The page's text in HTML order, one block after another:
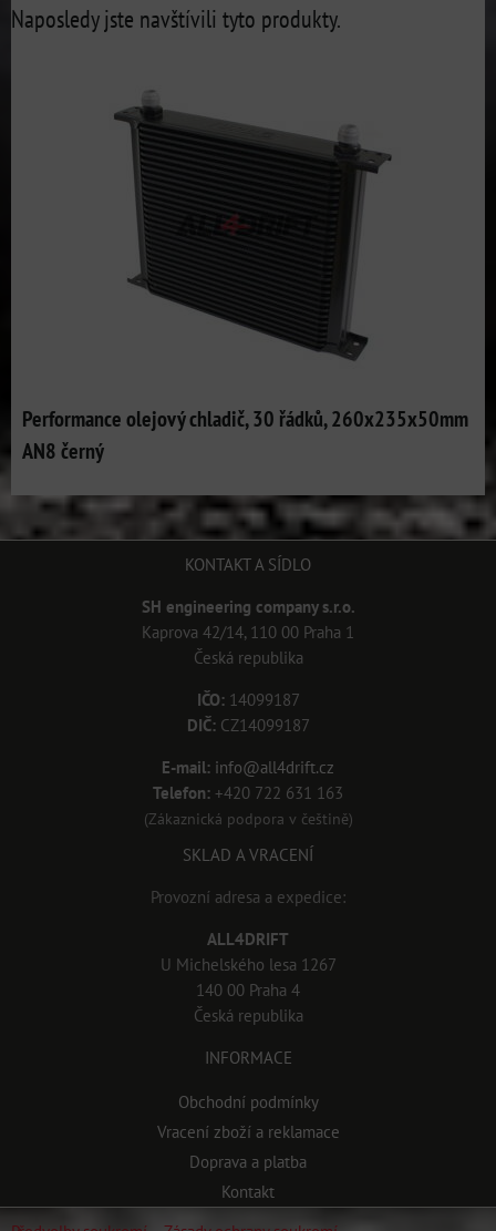
Naposledy jste navštívili tyto produkty.
Performance olejový chladič, 30 řádků, 260x235x50mm
AN8 černý
KONTAKT A SÍDLO
SH engineering company s.r.o.
Kaprova 42/14, 110 00 Praha 1
Česká republika
IČO:14099187
DIČ:CZ14099187
E-mail: info@all4drift.cz
Telefon: +420 722 631 163
(Zákaznická podpora v češtině)
SKLAD A VRACENÍ
Provozní adresa a expedice:
ALL4DRIFT
U Michelského lesa 1267
140 00 Praha 4
Česká republika
INFORMACE
Obchodní podmínky
Vracení zboží a reklamace
Doprava a platba
Kontakt